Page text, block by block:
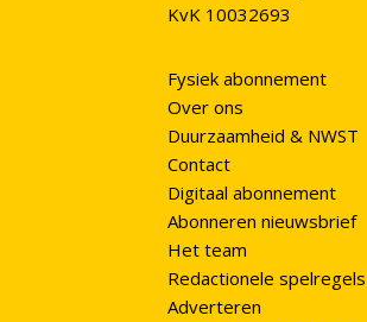
KvK 10032693
Fysiek abonnement
Over ons
Duurzaamheid & NWST
Contact
Digitaal abonnement
Abonneren nieuwsbrief
Het team
Redactionele spelregels
Adverteren